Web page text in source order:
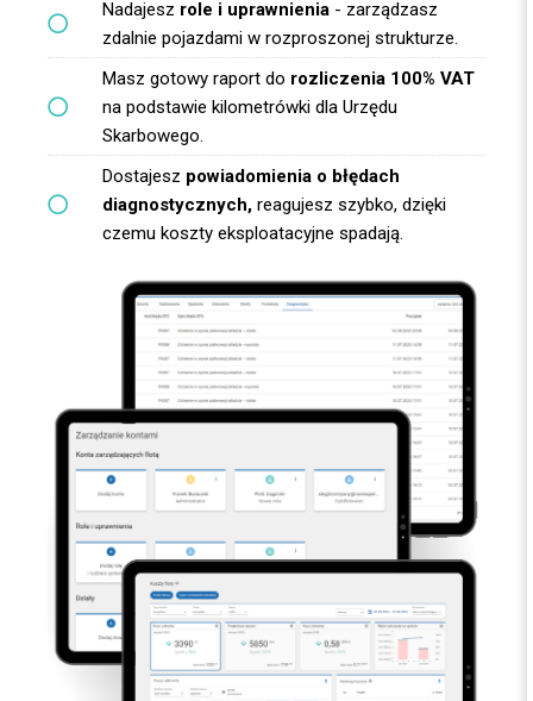
Nadajesz role i uprawnienia - zarządzasz
zdalnie pojazdami w rozproszonej strukturze.
Masz gotowy raport do rozliczenia 100% VAT
na podstawie kilometrówki dla Urzędu
Skarbowego.
Dostajesz powiadomienia o błędach
diagnostycznych, reagujesz szybko, dzięki
czemu koszty eksploatacyjne spadają.